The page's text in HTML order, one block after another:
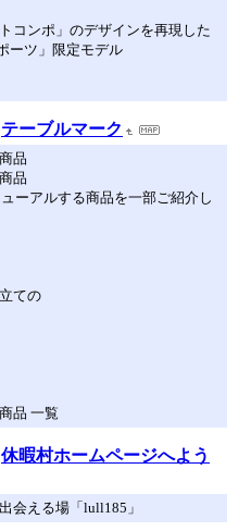
コンポ」のデザインを再現した
ーツ」限定モデル
テーブルマーク
品
品
ーアルする商品を一部ご紹介し
ての
品 一覧
休暇村ホームページへよう
会える場「lull185」